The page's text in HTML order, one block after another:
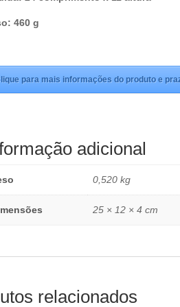
460 g
para mais informações do produto e
adicional
0,520 kg
25 × 12 × 4 cm
relacionados